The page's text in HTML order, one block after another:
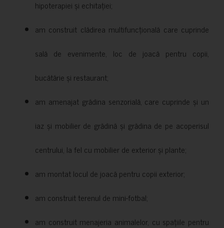
hipoterapiei și echitației;
am construit clădirea multifuncțională care cuprinde
sală de evenimente, loc de joacă pentru copii,
bucătărie și restaurant;
am amenajat grădina senzorială, care cuprinde și un
iaz și mobilier de grădină și grădina de pe acoperisul
centrului, la fel cu mobilier de exterior și plante;
am montat locul de joacă pentru copii exterior;
am construit terenul de mini-fotbal;
am construit menajeria animalelor, cu spațiile pentru